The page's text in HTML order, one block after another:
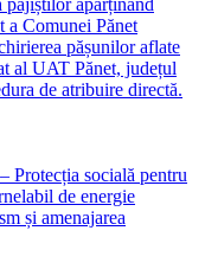
a Comunei Pănet
pășunilor aflate
al UAT Pănet, județul
de atribuire directă.
Protecția socială pentru
de energie
și amenajarea